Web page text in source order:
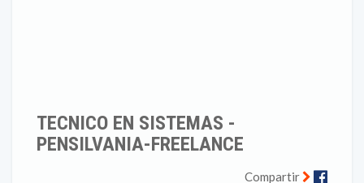
TECNICO EN SISTEMAS -
PENSILVANIA-FREELANCE
Compartir